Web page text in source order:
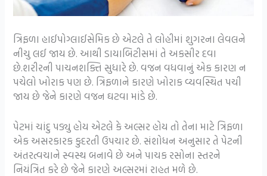
ત્રિફળા હાઈપોગ્લાઈસેમિક છે એટલે તે લોહીમાં શુગરના લેવલને
નીચુ લઈ જાય છે. આથી ડાયાબિટીસમાં તે અકસીર દવા
છે.શરીરની પાચનશક્તિ સુધારે છે. વજન વધવાનું એક કારણ ન
પચેલો ખોરાક પણ છે. ત્રિફળાને કારણે ખોરાક વ્યવસ્થિત પચી
જાય છે જેને કારણે વજન ઘટવા માંડે છે.
પેટમાં ચાંદુ પડ્યુ હોય એટલે કે અલ્સર હોય તો તેના માટે ત્રિફળા
એક અસરકારક કુદરતી ઉપચાર છે. સંશોધન અનુસાર તે પેટની
અંતરત્વચાને સ્વસ્થ બનાવે છે અને પાચક રસોના સ્તરને
નિયંત્રિત કરે છે જેને કારણે અલ્સરમાં રાહત મળે છે.